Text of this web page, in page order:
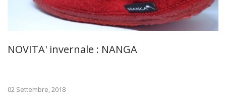
NOVITA' invernale : NANGA
02 Settembre, 2018